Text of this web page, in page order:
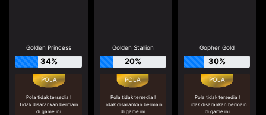
Golden Princess
34%
Pola tidak tersedia !
Tidak disarankan bermain
di game ini
Golden Stallion
20%
Pola tidak tersedia !
Tidak disarankan bermain
di game ini
Gopher Gold
30%
Pola tidak tersedia !
Tidak disarankan bermain
di game ini